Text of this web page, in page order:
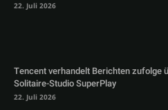
22. Juli 2026
Tencent verhandelt Berichten zufolge
Solitaire-Studio SuperPlay
22. Juli 2026